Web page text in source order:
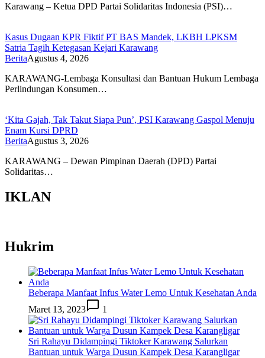
Karawang – Ketua DPD Partai Solidaritas Indonesia (PSI)…
Kasus Dugaan KPR Fiktif PT BAS Mandek, LKBH LPKSM
Satria Tagih Ketegasan Kejari Karawang
BeritaAgustus 4, 2026
KARAWANG-Lembaga Konsultasi dan Bantuan Hukum Lembaga
Perlindungan Konsumen…
‘Kita Gajah, Tak Takut Siapa Pun’, PSI Karawang Gaspol Menuju
Enam Kursi DPRD
BeritaAgustus 3, 2026
KARAWANG – Dewan Pimpinan Daerah (DPD) Partai
Solidaritas…
IKLAN
Hukrim
Beberapa Manfaat Infus Water Lemo Untuk Kesehatan Anda
Maret 13, 2023
1
Sri Rahayu Didampingi Tiktoker Karawang Salurkan
Bantuan untuk Warga Dusun Kampek Desa Karangligar